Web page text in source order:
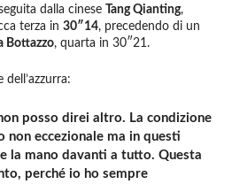
dalla cinese Tang Qianting,
terza in 30″14, precedendo di un
Bottazzo, quarta in 30″21.
posso direi altro. La condizione
non eccezionale ma in questi
la mano davanti a tutto. Questa
, perché io ho sempre